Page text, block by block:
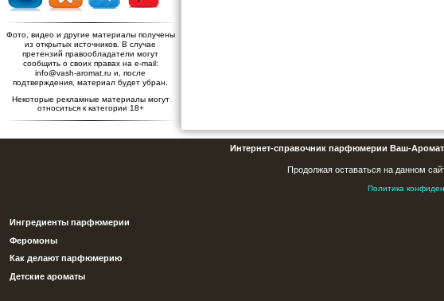
Фото, видео и другие материалы получены
из открытых источников. В случае
претензий правообладатели могут
сообщить о своих правах на e-mail:
info@vash-aromat.ru и, после
подтверждения, материал будет убран.
Некоторые рекламные материалы могут
относиться к категории 18+
Интернет-справочник парфюмерии Ваш-
Продолжая оставаться на данном
Политика
Ингредиенты парфюмерии
Феромоны
Как делают парфюмерию
Детские ароматы